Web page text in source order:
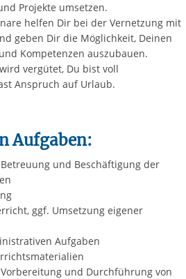
Projekte umsetzen.
helfen Dir bei der Vernetzung mit
geben Dir die Möglichkeit, Deinen
Kompetenzen auszubauen.
vergütet, Du bist voll
Anspruch auf Urlaub.
Aufgaben:
und Beschäftigung der
ggf. Umsetzung eigener
Aufgaben
und Durchführung von